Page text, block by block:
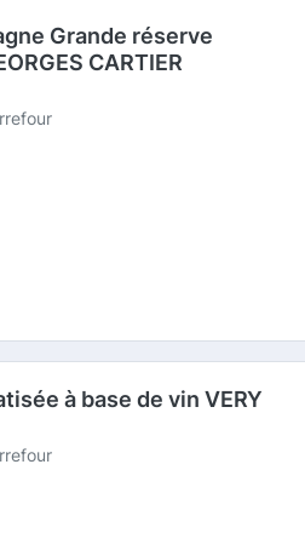
Grande réserve
CARTIER
à base de vin VERY